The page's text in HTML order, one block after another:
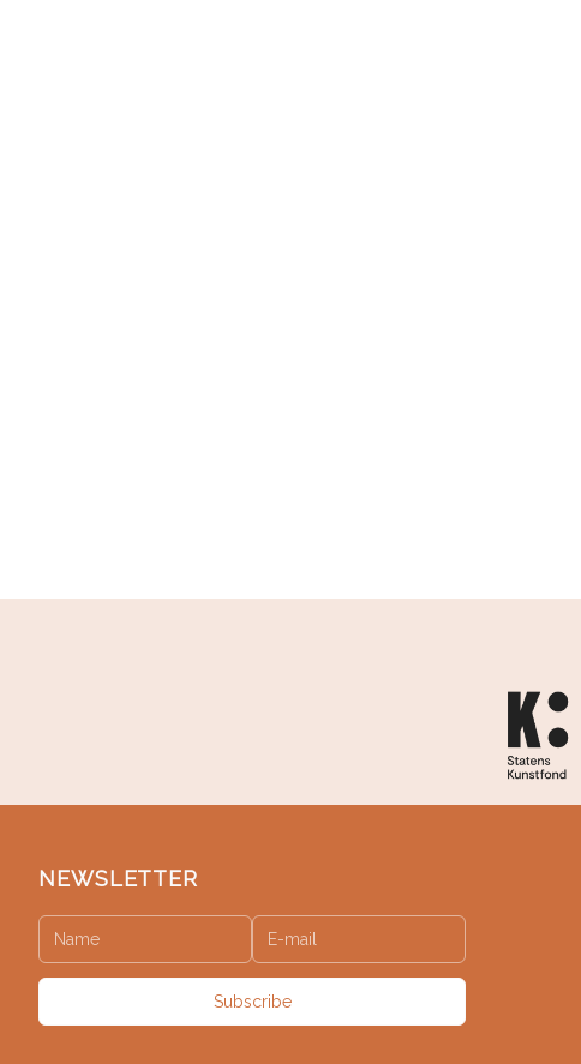
NEWSLETTER
Subscribe